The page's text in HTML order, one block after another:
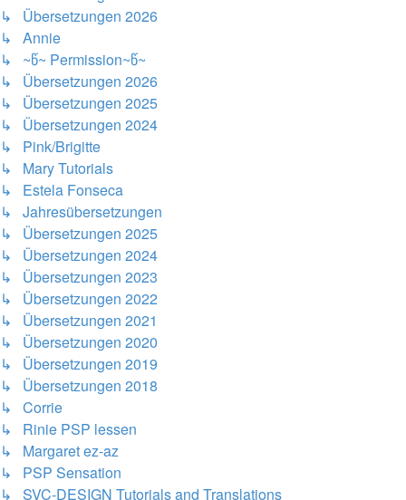
↳ Übersetzungen 2026
↳ Annie
↳ ~წ~ Permission~წ~
↳ Übersetzungen 2026
↳ Übersetzungen 2025
↳ Übersetzungen 2024
↳ Pink/Brigitte
↳ Mary Tutorials
↳ Estela Fonseca
↳ Jahresübersetzungen
↳ Übersetzungen 2025
↳ Übersetzungen 2024
↳ Übersetzungen 2023
↳ Übersetzungen 2022
↳ Übersetzungen 2021
↳ Übersetzungen 2020
↳ Übersetzungen 2019
↳ Übersetzungen 2018
↳ Corrie
↳ Rinie PSP lessen
↳ Margaret ez-az
↳ PSP Sensation
↳ SVC-DESIGN Tutorials and Translations